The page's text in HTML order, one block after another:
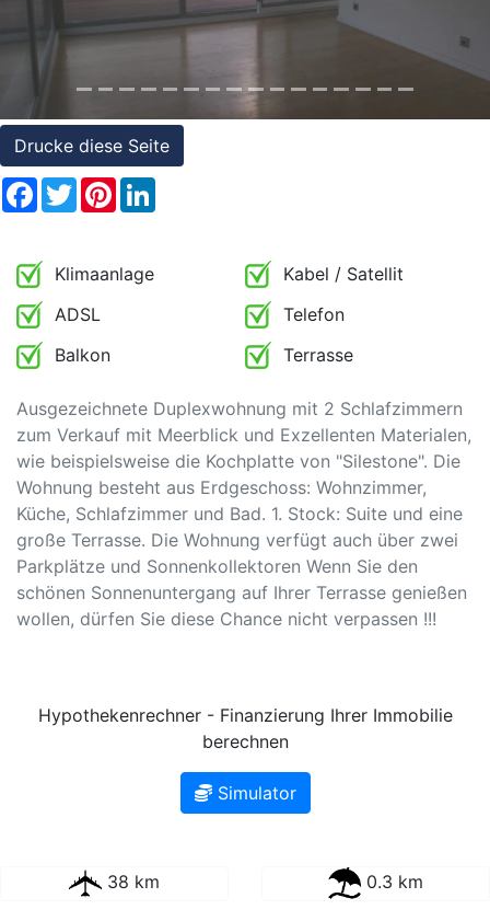
und
Steuerrecht
Drucke diese Seite
Facebook
TwitterPinterest
Klimaanlage
Kabel / Satellit
ADSL
Telefon
Balkon
Terrasse
Ausgezeichnete Duplexwohnung mit 2 Schlafzimmern
zum Verkauf mit Meerblick und Exzellenten Materialen,
wie beispielsweise die Kochplatte von "Silestone". Die
Wohnung besteht aus Erdgeschoss: Wohnzimmer,
Küche, Schlafzimmer und Bad. 1. Stock: Suite und eine
große Terrasse. Die Wohnung verfügt auch über zwei
Parkplätze und Sonnenkollektoren Wenn Sie den
schönen Sonnenuntergang auf Ihrer Terrasse genießen
wollen, dürfen Sie diese Chance nicht verpassen !!!
Hypothekenrechner - Finanzierung Ihrer Immobilie
berechnen
Simulator
38 km 0.3 km